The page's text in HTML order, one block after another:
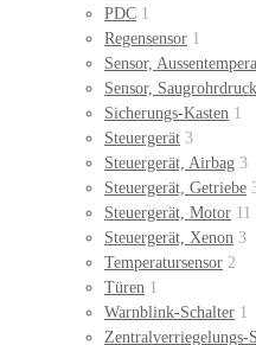
PDC 1
Regensensor 1
Sensor,
Sensor, Saugrohrdruck
Sicherungs-Kasten 1
Steuergerät 3
Steuergerät, Airbag 3
Steuergerät, Getriebe
Steuergerät, Motor 11
Steuergerät, Xenon 3
Temperatursensor 2
Türen 1
Warnblink-Schalter 1
Zentralverriegelungs-